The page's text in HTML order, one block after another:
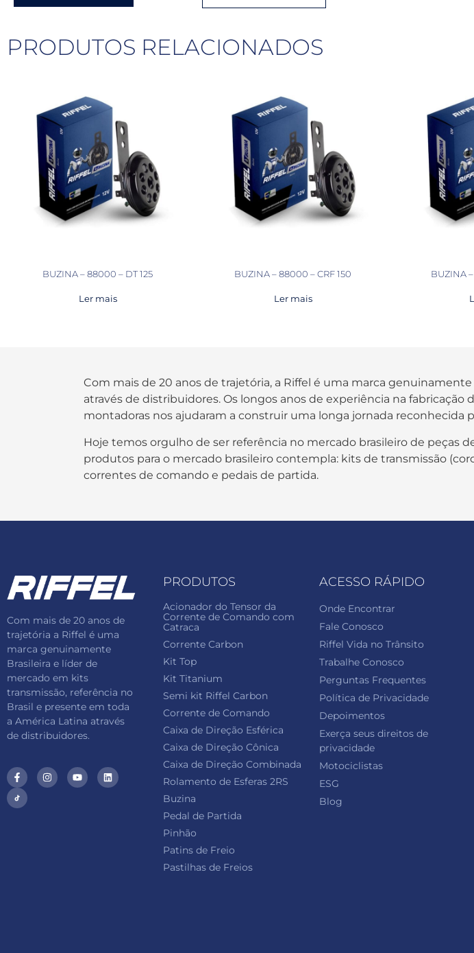
PRODUTOS RELACIONADOS
BUZINA – 88000 – DT 125
Ler mais
BUZINA – 88000 – CRF 150
Ler mais
BUZINA
Com mais de 20 anos de trajetória, a Riffel é uma marca
através de distribuidores. Os longos anos de experiência na
montadoras nos ajudaram a construir uma longa jornada reconhecida
Hoje temos orgulho de ser referência no mercado brasileiro de peças
produtos para o mercado brasileiro contempla: kits de transmissão
correntes de comando e pedais de partida.
Com mais de 20 anos de
trajetória a Riffel é uma
marca genuinamente
Brasileira e líder de
mercado em kits
transmissão, referência no
Brasil e presente em toda
a América Latina através
de distribuidores.
PRODUTOS
Acionador do Tensor da
Corrente de Comando com
Catraca
Corrente Carbon
Kit Top
Kit Titanium
Semi kit Riffel Carbon
Corrente de Comando
Caixa de Direção Esférica
Caixa de Direção Cônica
Caixa de Direção Combinada
Rolamento de Esferas 2RS
Buzina
Pedal de Partida
Pinhão
Patins de Freio
Pastilhas de Freios
ACESSO RÁPIDO
Onde Encontrar
Fale Conosco
Riffel Vida no Trânsito
Trabalhe Conosco
Perguntas Frequentes
Política de Privacidade
Depoimentos
Exerça seus direitos de
privacidade
Motociclistas
ESG
Blog